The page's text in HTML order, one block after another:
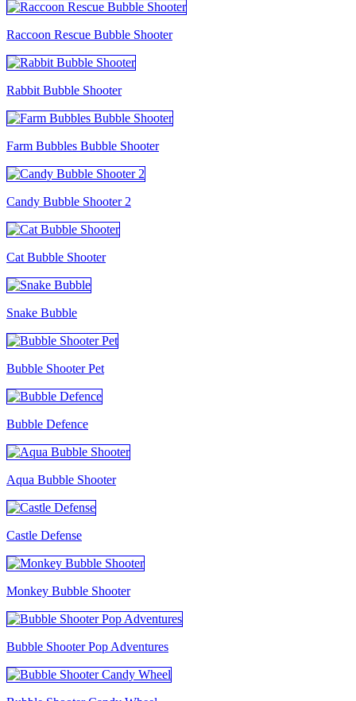
Raccoon Rescue Bubble Shooter
Rabbit Bubble Shooter
Farm Bubbles Bubble Shooter
Candy Bubble Shooter 2
Cat Bubble Shooter
Snake Bubble
Bubble Shooter Pet
Bubble Defence
Aqua Bubble Shooter
Castle Defense
Monkey Bubble Shooter
Bubble Shooter Pop Adventures